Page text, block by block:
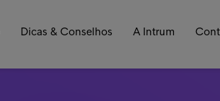
Dicas & Conselhos A Intrum